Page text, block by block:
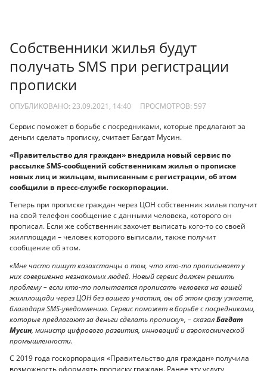
Собственники жилья будут
получать SMS при регистрации
прописки
ОПУБЛИКОВАНО: 23.09.2021, 14:40 ПРОСМОТРОВ: 597
Сервис поможет в борьбе с посредниками, которые предлагают за
деньги сделать прописку, считает Багдат Мусин.
«Правительство для граждан» внедрила новый сервис по
рассылке SMS-сообщений собственникам жилья о прописке
новых лиц и жильцам, выписанным с регистрации, об этом
сообщили в пресс-службе госкорпорации.
Теперь при прописке граждан через ЦОН собственник жилья получит
на свой телефон сообщение с данными человека, которого он
прописал. Если же собственник захочет выписать кого-то со своей
жилплощади – человек которого выписали, также получит
сообщение об этом.
«Мне часто пишут казахстанцы о том, что кто-то прописывает у
них совершенно незнакомых людей. Новый сервис должен решить
проблему – если кто-то попытается прописать человека на вашей
жилплощади через ЦОН без вашего участия, вы об этом сразу узнаете,
благодаря SMS-уведомлению. Сервис поможет в борьбе с посредниками,
которые предлагают за деньги сделать прописку», – сказалБагдат
Мусин, министр цифрового развития, инноваций и аэрокосмической
промышленности.
С 2019 года госкорпорация «Правительство для граждан» получила